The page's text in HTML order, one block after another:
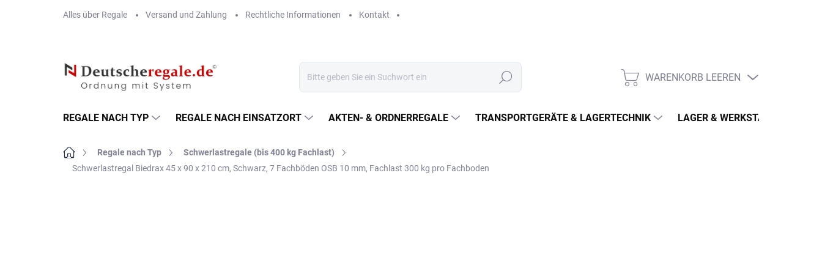
Alles über Regale Versand und Zahlung Rechtliche Informationen Kontakt
Suchen WARENKORB
WARENKORB LEEREN
REGALE NACH TYP REGALE NACH EINSATZORT AKTEN- & ORDNERREGALE TRANSPORTGERÄTE & LAGERTECHNIK LAGER & WERKSTATT
StartseiteRegale nach Typ
Schwerlastregale (bis 400 kg Fachlast)
Schwerlastregal Biedrax 45 x 90 x 210 cm, Schwarz, 7 Fachböden OSB 10 mm, Fachlast 300 kg pro Fachboden